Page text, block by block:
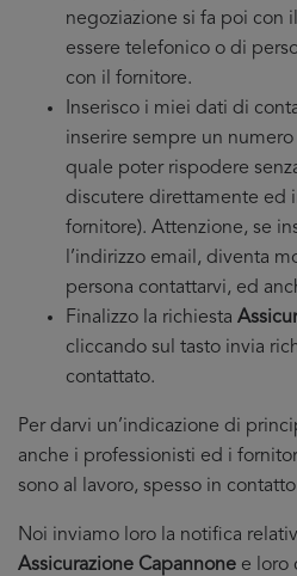
negoziazione si fa poi con
essere telefonico o di
con il fornitore.
Inserisco i miei dati di
inserire sempre un
quale poter rispodere
discutere direttamente ed
fornitore). Attenzione, se
l’indirizzo email, diventa
persona contattarvi, ed
Finalizzo la richiesta
cliccando sul tasto invia
contattato.
Per darvi un’indicazione di
anche i professionisti ed i
sono al lavoro, spesso in
Noi inviamo loro la notifica
Assicurazione Capannone e loro